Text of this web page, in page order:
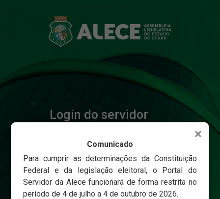
Login do servidor
Senha
×
Comunicado
Para cumprir as determinações da Constituição
Federal e da legislação eleitoral, o Portal do
Servidor da Alece funcionará de forma restrita no
período de 4 de julho a 4 de outubro de 2026.